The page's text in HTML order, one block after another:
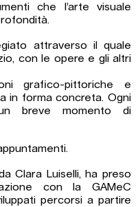
che l’arte visuale
attraverso il quale
con le opere e gli altri
grafico-pittoriche e
in forma concreta. Ogni
breve momento di
Clara Luiselli, ha preso
con la GAMeC
percorsi a partire